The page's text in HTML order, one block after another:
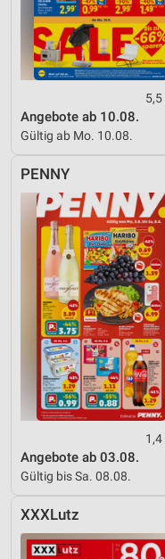
Angebote ab 10.08.
Gültig ab Mo. 10.08.
PENNY
Angebote ab 03.08.
Gültig bis Sa. 08.08.
XXXLutz